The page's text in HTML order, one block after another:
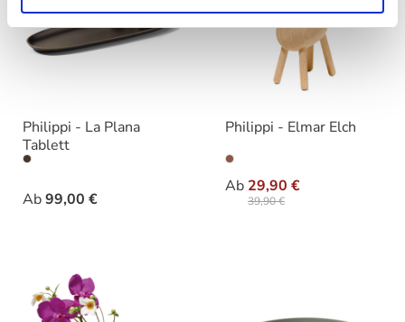
Philippi - La Plana
Tablett
Ab99,00 €
Varianten
Philippi - Elmar Elch
Ab 29,90 €
39,90 €
Varianten